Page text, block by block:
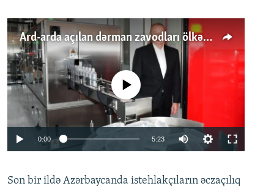
Ard-arda açılan dərman zavodları ölkənin tələbatını ödəyirmi?
No media source currently available
0:00 5:23
360p
Son bir ildə Azərbaycanda istehlakçıların əczaçılıq